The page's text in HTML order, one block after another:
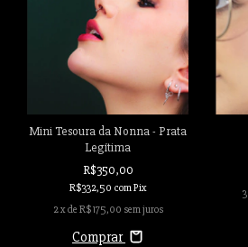
Mini Tesoura da Nonna - Prata
Legítima
R$350,00
R$332,50 comPix
2x de R$175,00 sem juros
Comprar
3